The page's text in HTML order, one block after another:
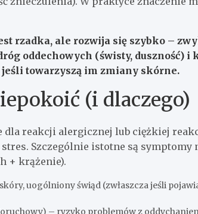
rzadka, ale rozwija się szybko –
oddechowych (świsty, duszność) i
jeśli towarzyszą im zmiany skórne.
(i dlaczego)
dla reakcji alergicznej lub ciężkiej
Szczególnie istotne są symptomy
+ krążenie).
uogólniony świąd (zwłaszcza jeśli